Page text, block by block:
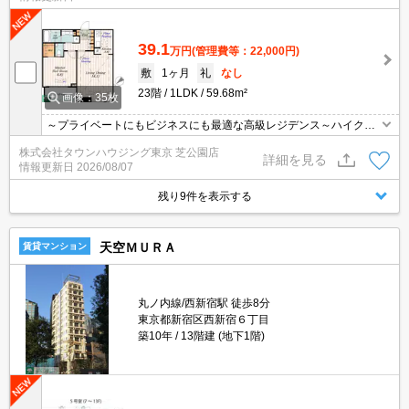
画像：35枚
39.1万円(管理費等：22,000円)
敷
1ヶ月 礼
なし
23階
1LDK 59.68m²
～プライベートにもビジネスにも最適な高級レジデンス～ハイクラ
スの快適性を求めるエグゼクティブに
株式会社タウンハウジング東京 芝公園店
情報更新日 2026/08/07
詳細を見る
残り9件を表示する
賃貸マンション 天空ＭＵＲＡ
丸ノ内線/西新宿駅 徒歩8分
東京都新宿区西新宿６丁目
築10年
13階建 (地下1階)